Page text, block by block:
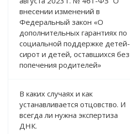
внесении изменений в
Федеральный закон «О
дополнительных гарантиях по
социальной поддержке детей-
сирот и детей, оставшихся без
попечения родителей»
В каких случаях и как
устанавливается отцовство. И
всегда ли нужна экспертиза
ДНК.